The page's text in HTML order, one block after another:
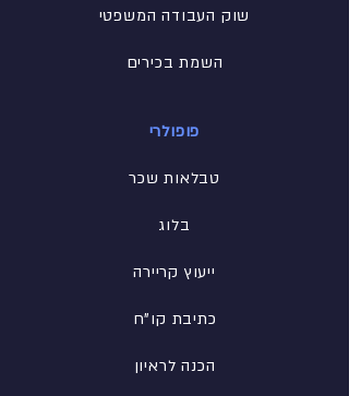
שוק העבודה המשפטי
השמת בכירים
פופולרי
טבלאות שכר
בלוג
ייעוץ קריירה
כתיבת קו"ח
הכנה לראיון